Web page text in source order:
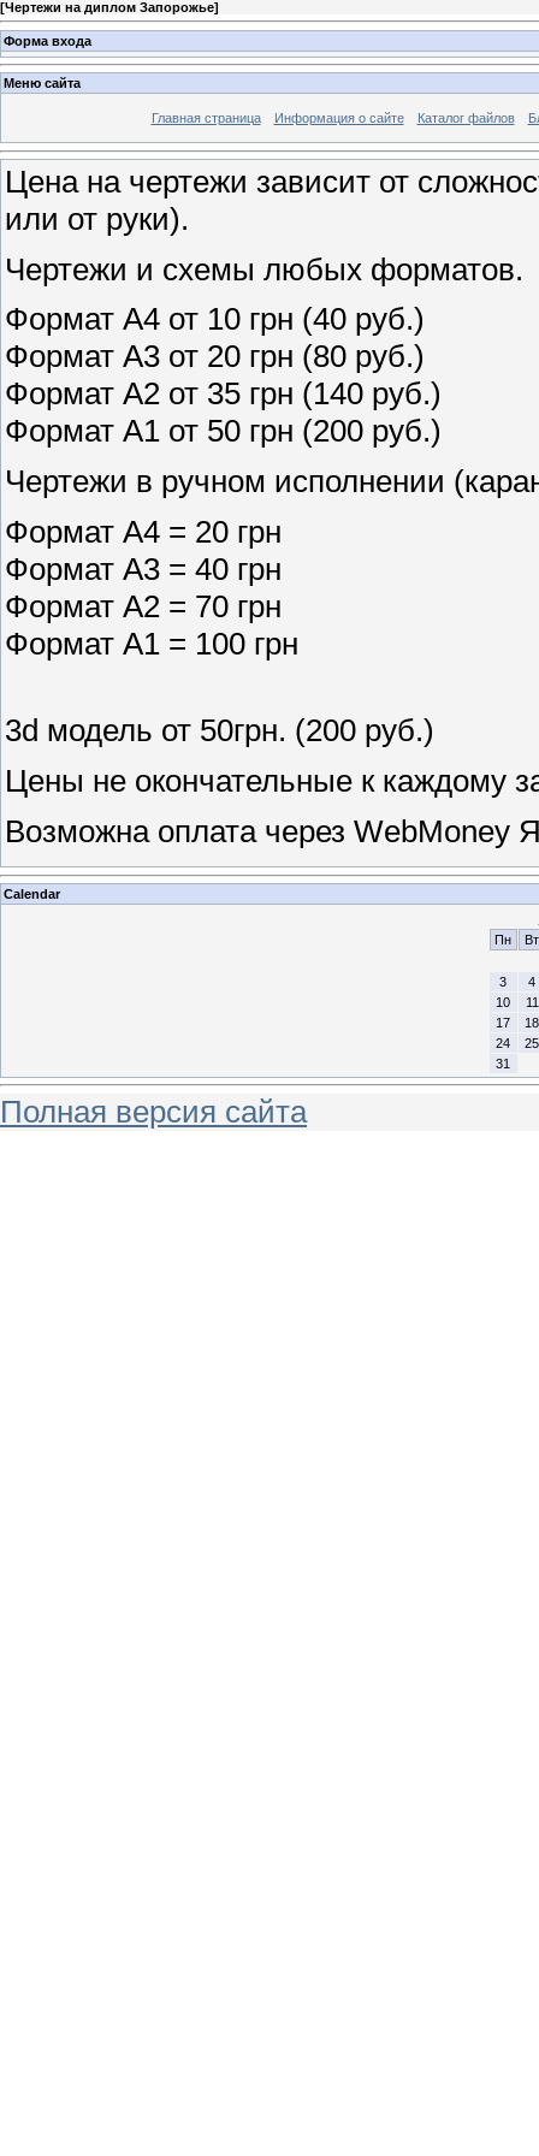
[Чертежи на диплом Запорожье]
Форма входа
Меню сайта
Главная страница Информация о сайте Каталог файлов
Цена на чертежи зависит от
или от руки).
Чертежи и схемы любых форматов.
Формат А4 от 10 грн (40 руб.)
Формат А3 от 20 грн (80 руб.)
Формат А2 от 35 грн (140 руб.)
Формат А1 от 50 грн (200 руб.)
Чертежи в ручном исполнении
Формат А4 = 20 грн
Формат А3 = 40 грн
Формат А2 = 70 грн
Формат А1 = 100 грн
3d модель от 50грн. (200 руб.)
Цены не окончательные к каждому
Возможна оплата через WebMoney
Calendar
Пн
Вт
3
4
10
11
17
18
24
25
31
Полная версия сайта